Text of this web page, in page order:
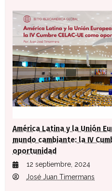
América Latina y la Unión
mundo cambiante: la IV
oportunidad
12 septiembre, 2024
José Juan Timermans